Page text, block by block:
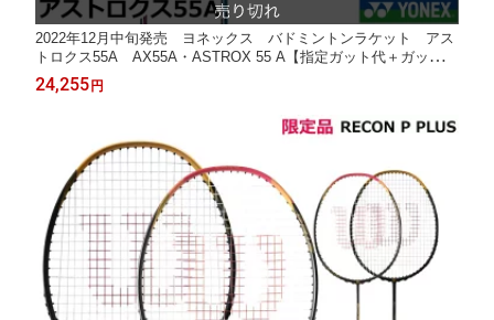
2022年12月中旬発売 ヨネックス バドミントンラケット アス
トロクス55A AX55A・ASTROX 55 A【指定ガット代＋ガット張
り代無料】
24,255円